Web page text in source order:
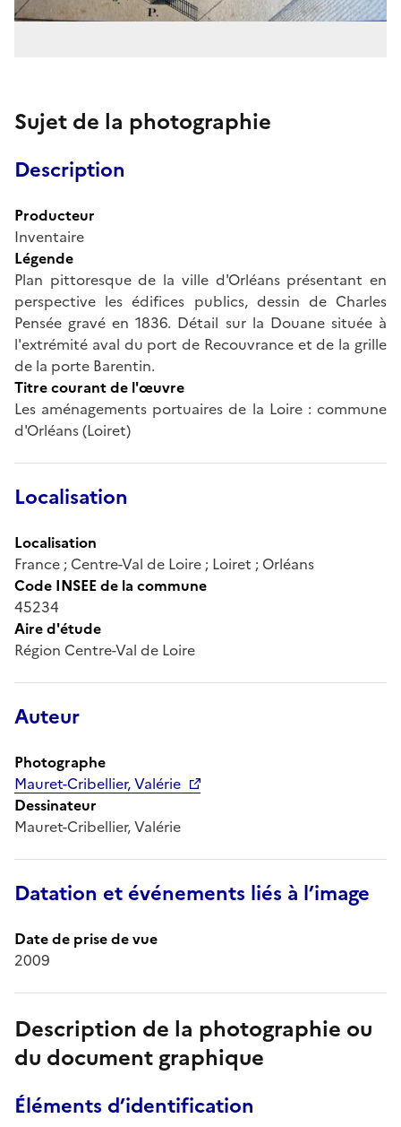
Sujet de la photographie
Description
Producteur
Inventaire
Légende
Plan pittoresque de la ville d'Orléans présentant en
perspective les édifices publics, dessin de Charles
Pensée gravé en 1836. Détail sur la Douane située à
l'extrémité aval du port de Recouvrance et de la grille
de la porte Barentin.
Titre courant de l'œuvre
Les aménagements portuaires de la Loire : commune
d'Orléans (Loiret)
Localisation
Localisation
France ; Centre-Val de Loire ; Loiret ; Orléans
Code INSEE de la commune
45234
Aire d'étude
Région Centre-Val de Loire
Auteur
Photographe
Mauret-Cribellier, Valérie
Dessinateur
Mauret-Cribellier, Valérie
Datation et événements liés à l’image
Date de prise de vue
2009
Description de la photographie ou
du document graphique
Éléments d’identification